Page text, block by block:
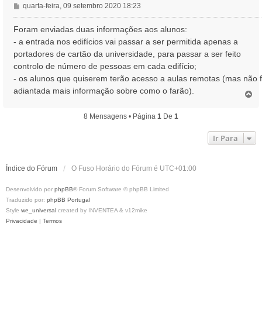
M
e
n
g
e
m
quarta-feira, 09 setembro 2020 18:23
Foram enviadas duas informações aos alunos:
- a entrada nos edifícios vai passar a ser permitida apenas a
portadores de cartão da universidade, para passar a ser feito
controlo de número de pessoas em cada edifício;
- os alunos que quiserem terão acesso a aulas remotas (mas não
adiantada mais informação sobre como o farão).
8 Mensagens • Página 1 De 1
Ir Para
Índice do Fórum O Fuso Horário do Fórum é UTC+01:00
Desenvolvido por phpBB® Forum Software © phpBB Limited
Traduzido por: phpBB Portugal
Style we_universal created by INVENTEA & v12mike
Privacidade | Termos